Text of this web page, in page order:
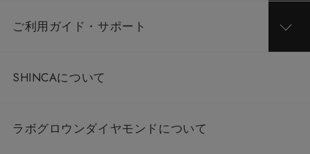
ご利用ガイド・サポート
SHINCAについて
ラボグロウンダイヤモンドについて